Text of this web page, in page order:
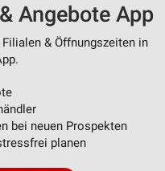
Angebote App
& Öffnungszeiten in
bei neuen Prospekten
planen